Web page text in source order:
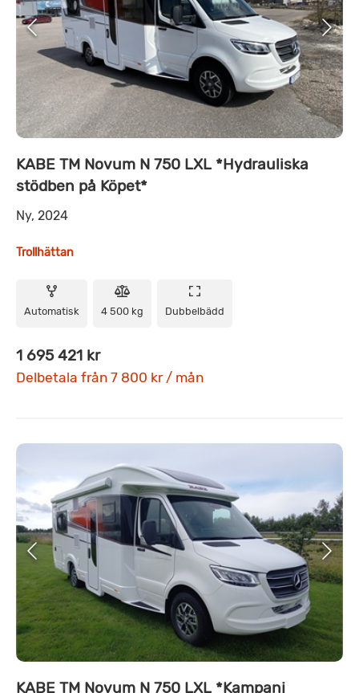
KABE TM Novum N 750 LXL *Hydrauliska
stödben på Köpet*
Ny, 2024
Trollhättan
Automatisk 4 500 kg Dubbelbädd
1 695 421 kr
Delbetala från 7 800 kr / mån
KABE TM Novum N 750 LXL *Kampanj